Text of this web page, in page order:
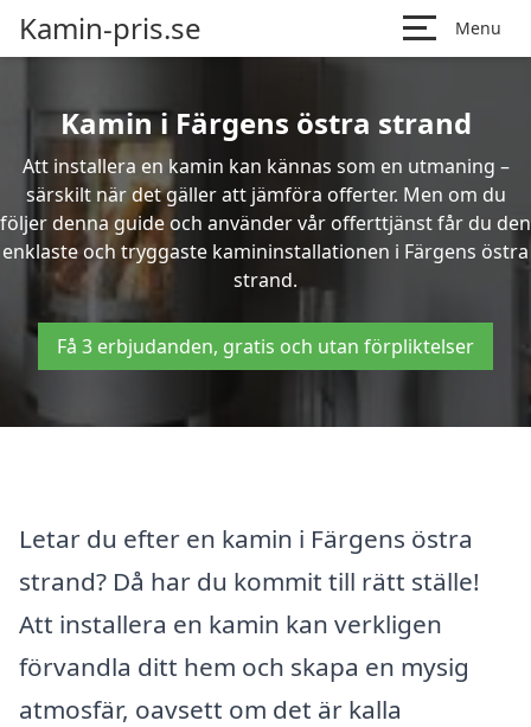
Kamin-pris.se Menu
Kamin i Färgens östra strand
Att installera en kamin kan kännas som en utmaning –
särskilt när det gäller att jämföra offerter. Men om du
följer denna guide och använder vår offerttjänst får du den
enklaste och tryggaste kamininstallationen i Färgens östra
strand.
Få 3 erbjudanden, gratis och utan förpliktelser
Letar du efter en kamin i Färgens östra
strand? Då har du kommit till rätt ställe!
Att installera en kamin kan verkligen
förvandla ditt hem och skapa en mysig
atmosfär, oavsett om det är kalla